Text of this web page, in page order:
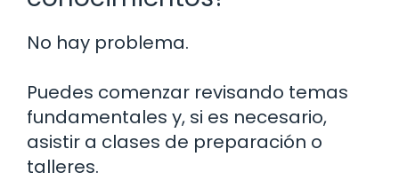
No hay problema.
Puedes comenzar revisando temas
fundamentales y, si es necesario,
asistir a clases de preparación o
talleres.